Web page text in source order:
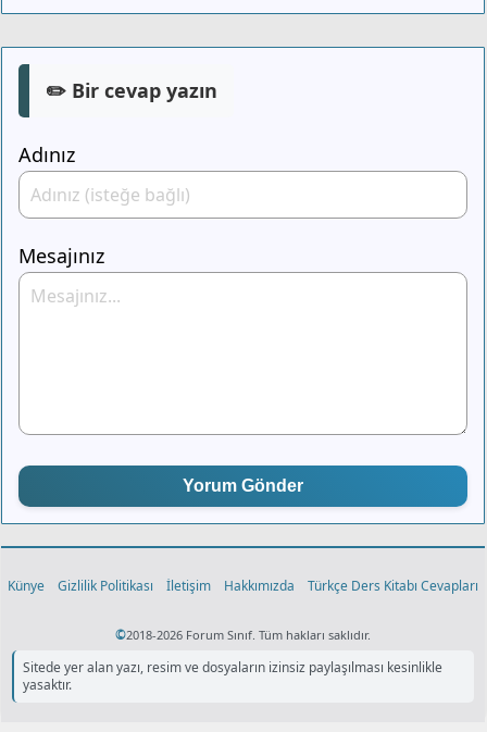
✏️ Bir cevap yazın
Adınız
Mesajınız
Yorum Gönder
Künye Gizlilik Politikası İletişim Hakkımızda Türkçe Ders Kitabı Cevapları
©2018-2026 Forum Sınıf. Tüm hakları saklıdır.
Sitede yer alan yazı, resim ve dosyaların izinsiz paylaşılması kesinlikle
yasaktır.